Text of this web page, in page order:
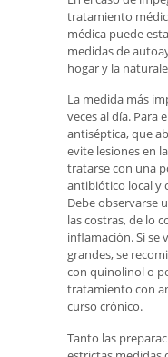
tratamiento
médica puede
medidas de
hogar y la
La medida más
veces al día. Para
antiséptica, que
evite lesiones en
tratarse con una
antibiótico local y
Debe observarse
las costras, de lo
inflamación. Si se
grandes, se
con quinolinol o
tratamiento con
curso crónico.
Tanto las